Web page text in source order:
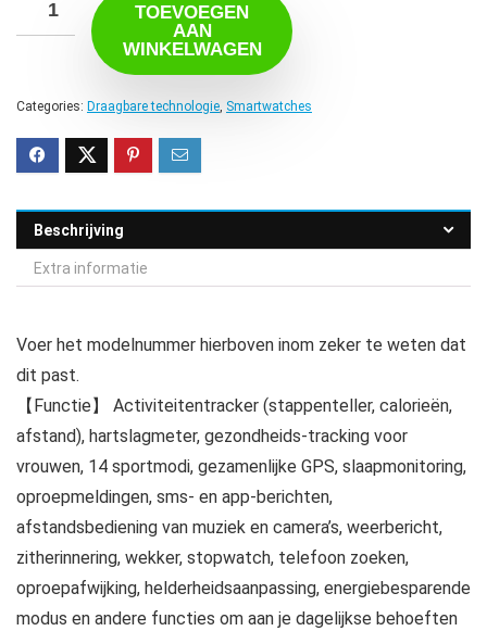
TOEVOEGEN
AAN
WINKELWAGEN
Categories: Draagbare technologie Smartwatches
Beschrijving
Extra informatie
Voer het modelnummer hierboven inom zeker te weten dat
dit past.
【Functie】 Activiteitentracker (stappenteller, calorieën,
afstand), hartslagmeter, gezondheids-tracking voor
vrouwen, 14 sportmodi, gezamenlijke GPS, slaapmonitoring,
oproepmeldingen, sms- en app-berichten,
afstandsbediening van muziek en camera’s, weerbericht,
zitherinnering, wekker, stopwatch, telefoon zoeken,
oproepafwijking, helderheidsaanpassing, energiebesparende
modus en andere functies om aan je dagelijkse behoeften